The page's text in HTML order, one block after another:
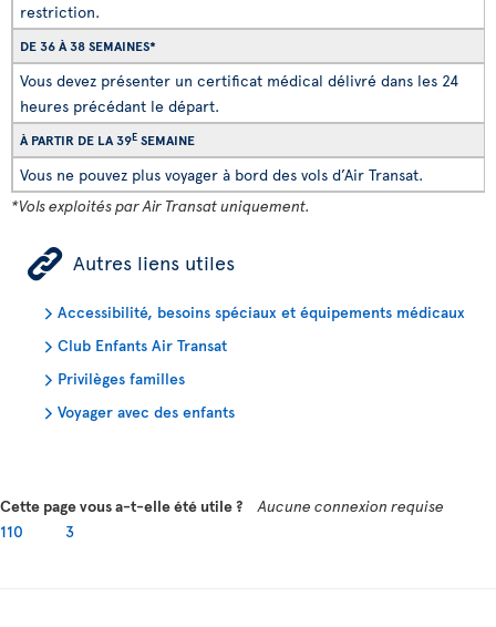
restriction.
DE 36 À 38 SEMAINES*
Vous devez présenter un certificat médical délivré dans les 24
heures précédant le départ.
À PARTIR DE LA 39E SEMAINE
Vous ne pouvez plus voyager à bord des vols d’Air Transat.
*Vols exploités par Air Transat uniquement.
ÿ Autres liens utiles
Accessibilité, besoins spéciaux et équipements médicaux
Club Enfants Air Transat
Privilèges familles
Voyager avec des enfants
Cette page vous a-t-elle été utile ?
Aucune connexion requise
110
3